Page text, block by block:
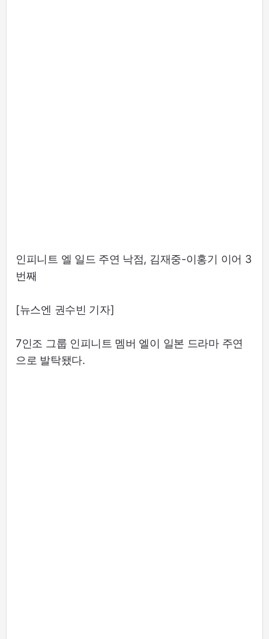
인피니트 엘 일드 주연 낙점, 김재중-이홍기 이어 3
번째
[뉴스엔 권수빈 기자]
7인조 그룹 인피니트 멤버 엘이 일본 드라마 주연
으로 발탁됐다.